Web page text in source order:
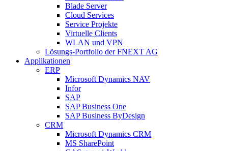
Blade Server
Cloud Services
Service Projekte
Virtuelle Clients
WLAN und VPN
Lösungs-Portfolio der FNEXT AG
Applikationen
ERP
Microsoft Dynamics NAV
Infor
SAP
SAP Business One
SAP Business ByDesign
CRM
Microsoft Dynamics CRM
MS SharePoint